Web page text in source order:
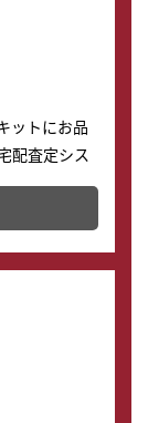
ットにお品
配査定シス
可能で